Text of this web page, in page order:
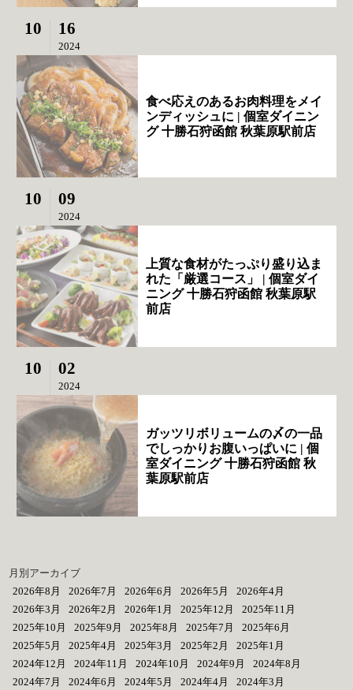
10 16
2024
食べ応えのあるお肉料理をメイ
ンディッシュに | 個室ダイニン
グ 十勝石狩函館 秋葉原駅前店
10 09
2024
上質な食材がたっぷり盛り込ま
れた「厳選コース」 | 個室ダイ
ニング 十勝石狩函館 秋葉原駅
前店
10 02
2024
ガッツリボリュームの〆の一品
でしっかりお腹いっぱいに | 個
室ダイニング 十勝石狩函館 秋
葉原駅前店
月別アーカイブ
2026年8月
2026年7月 2026年6月 2026年5月
2026年4月
2026年3月
2026年2月 2026年1月 2025年12月
2025年11月
2025年10月
2025年9月 2025年8月 2025年7月
2025年6月
2025年5月
2025年4月 2025年3月 2025年2月
2025年1月
2024年12月
2024年11月 2024年10月 2024年9月
2024年8月
2024年7月
2024年6月 2024年5月 2024年4月
2024年3月